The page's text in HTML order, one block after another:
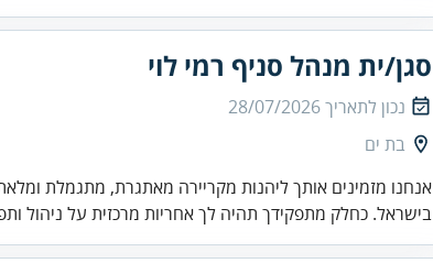
סגן/ית מנהל סניף רמי לוי
נכון לתאריך28/07/2026
בת ים
אנחנו מזמינים אותך ליהנות מקריירה מאתגרת, מתגמלת
בישראל. כחלק מתפקידך תהיה לך אחריות מרכזית על ניהול